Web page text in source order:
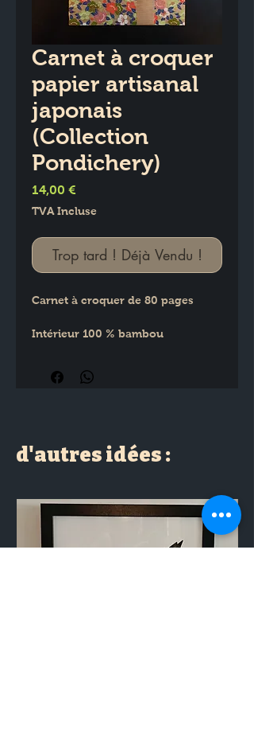
Carnet à croquer
papier artisanal
japonais
(Collection
Pondichery)
14,00 €
TVA Incluse
Trop tard ! Déjà Vendu !
Carnet à croquer de 80 pages
Intérieur 100 % bambou
japonais
d'autres idées :